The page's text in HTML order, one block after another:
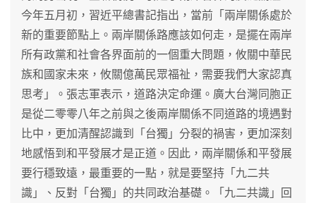
今年五月初，習近平總書記指出，當前「兩岸關係處於
新的重要節點上。兩岸關係路應該如何走，是擺在兩岸
所有政黨和社會各界面前的一個重大問題，攸關中華民
族和國家未來，攸關億萬民眾福祉，需要我們大家認真
思考」。張志軍表示，道路決定命運。廣大台灣同胞正
是從二零零八年之前與之後兩岸關係不同道路的境遇對
比中，更加清醒認識到「台獨」分裂的禍害，更加深刻
地感悟到和平發展才是正道。因此，兩岸關係和平發展
要行穩致遠，最重要的一點，就是要堅持「九二共
識」、反對「台獨」的共同政治基礎。「九二共識」回